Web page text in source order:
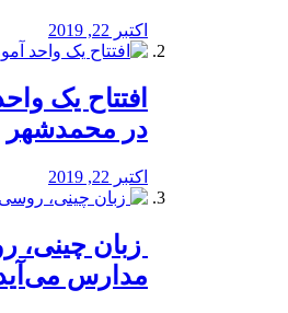
اکتبر 22, 2019
افتتاح یک
در محمدشهر
اکتبر 22, 2019
زبان چینی،
مدارس